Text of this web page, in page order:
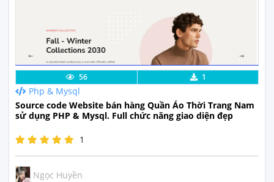
Lưu code Xem Thực Tế
56 1
Php & Mysql
Source code Website bán hàng Quần Áo Thời Trang Nam
sử dụng PHP & Mysql. Full chức năng giao diện đẹp
1
Ngọc Huyền